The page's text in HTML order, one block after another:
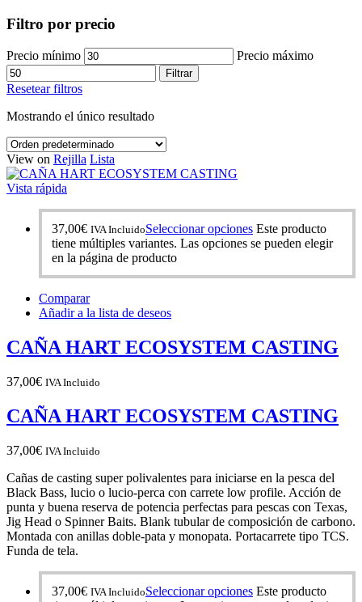
Filtro por precio
Precio mínimo Precio máximo
Filtrar
Resetear filtros
Mostrando el único resultado
View on Rejilla Lista
Vista rápida
37,00€ IVA IncluidoSeleccionar opciones Este producto
tiene múltiples variantes. Las opciones se pueden elegir
en la página de producto
Comparar
Añadir a la lista de deseos
CAÑA HART ECOSYSTEM CASTING
37,00€ IVA Incluido
CAÑA HART ECOSYSTEM CASTING
37,00€ IVA Incluido
Cañas de casting super polivalentes para iniciarse en la pesca del
Black Bass, lucio o lucio-perca con carrete low profile. Acción de
punta y buena reserva de potencia perfectas para pescas con Texas,
Jig Head o Spinner Baits. Blank tubular de composición de carbono.
Montada con anillas doble-pata y monopata. Portacarrete tipo TCS.
Funda de tela.
37,00€ IVA IncluidoSeleccionar opciones Este producto